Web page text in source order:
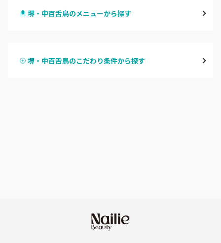
心斎橋・南船場・アメ村
堺・中百舌鳥のメニューから探す
ハンドスカルプ
堺・中百舌鳥のこだわり条件から探す